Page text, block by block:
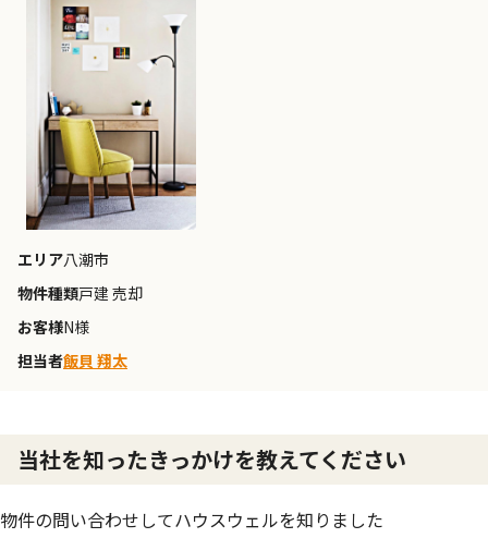
エリア八潮市
物件種類戸建 売却
お客様N様
担当者飯貝 翔太
当社を知ったきっかけを教えてください
物件の問い合わせしてハウスウェルを知りました